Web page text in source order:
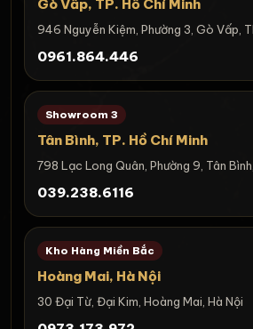
Gò Vấp, TP. Hồ Chí Minh
946 Nguyễn Kiệm, Phường 3, Gò Vấp,
0961.864.446
Showroom 3
Tân Bình, TP. Hồ Chí Minh
798 Lạc Long Quân, Phường 9, Tân
039.238.6116
Kho Hàng Miền Bắc
Hoàng Mai, Hà Nội
30 Đại Từ, Đại Kim, Hoàng Mai, Hà Nội